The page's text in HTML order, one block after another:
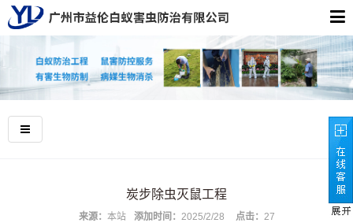
炭步除虫灭鼠工程
来源： 本站 添加时间： 2025/2/28 点击： 27